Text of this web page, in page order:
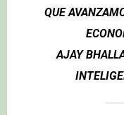
QUE
AJAY